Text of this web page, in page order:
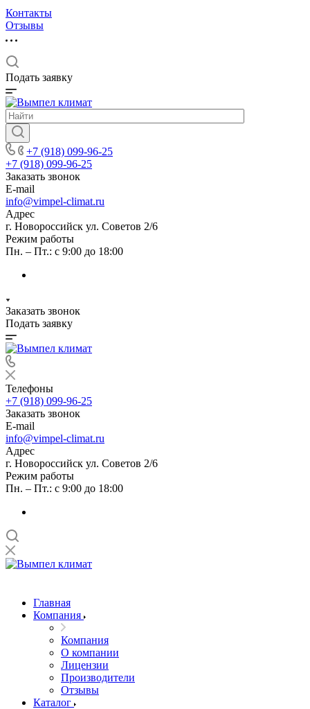
Контакты
Отзывы
Подать заявку
+7 (918) 099-96-25
+7 (918) 099-96-25
Заказать звонок
E-mail
info@vimpel-climat.ru
Адрес
г. Новороссийск ул. Советов 2/6
Режим работы
Пн. – Пт.: с 9:00 до 18:00
Заказать звонок
Подать заявку
Телефоны
+7 (918) 099-96-25
Заказать звонок
E-mail
info@vimpel-climat.ru
Адрес
г. Новороссийск ул. Советов 2/6
Режим работы
Пн. – Пт.: с 9:00 до 18:00
Главная
Компания
Компания
О компании
Лицензии
Производители
Отзывы
Каталог